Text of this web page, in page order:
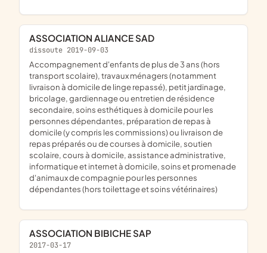
ASSOCIATION ALIANCE SAD
dissoute 2019-09-03
accompagnement d'enfants de plus de 3 ans (hors
transport scolaire), travaux ménagers (notamment
livraison à domicile de linge repassé), petit jardinage,
bricolage, gardiennage ou entretien de résidence
secondaire, soins esthétiques à domicile pour les
personnes dépendantes, préparation de repas à
domicile (y compris les commissions) ou livraison de
repas préparés ou de courses à domicile, soutien
scolaire, cours à domicile, assistance administrative,
informatique et internet à domicile, soins et promenade
d'animaux de compagnie pour les personnes
dépendantes (hors toilettage et soins vétérinaires)
ASSOCIATION BIBICHE SAP
2017-03-17